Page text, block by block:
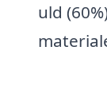
uld